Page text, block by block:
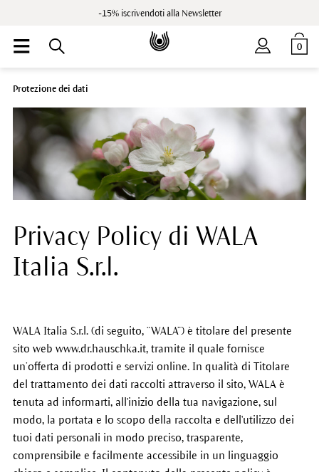
-15% iscrivendoti alla Newsletter
0
Protezione dei dati
Privacy Policy di WALA
Italia S.r.l.
WALA Italia S.r.l. (di seguito, “WALA”) è titolare del presente
sito web www.dr.hauschka.it, tramite il quale fornisce
un’offerta di prodotti e servizi online. In qualità di Titolare
del trattamento dei dati raccolti attraverso il sito, WALA è
tenuta ad informarti, all'inizio della tua navigazione, sul
modo, la portata e lo scopo della raccolta e dell'utilizzo dei
tuoi dati personali in modo preciso, trasparente,
comprensibile e facilmente accessibile in un linguaggio